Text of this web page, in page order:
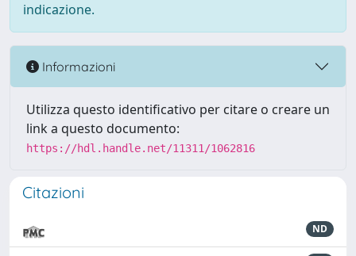
indicazione.
Informazioni
Utilizza questo identificativo per citare o creare un
link a questo documento:
https://hdl.handle.net/11311/1062816
Citazioni
ND